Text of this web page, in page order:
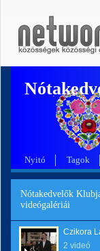
Nyitó Tagok
Nótakedvelők
videógalériái
Czikora
2 videó